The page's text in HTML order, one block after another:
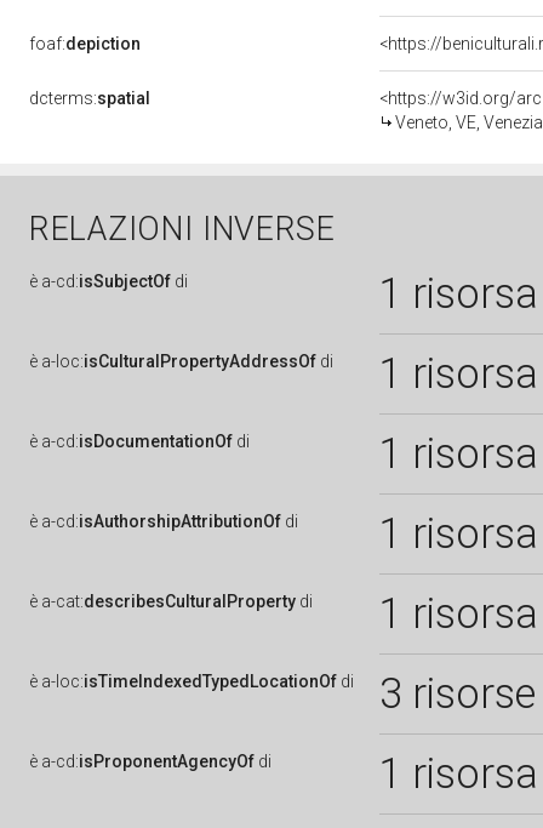
foaf:depiction
dcterms:spatial
<https://w3id.org/
Veneto, VE, Venezia
RELAZIONI INVERSE
è a-cd:isSubjectOf di 1 risorsa
è a-loc:isCulturalPropertyAddressOf di 1 risorsa
è a-cd:isDocumentationOf di 1 risorsa
è a-cd:isAuthorshipAttributionOf di 1 risorsa
è a-cat:describesCulturalProperty di 1 risorsa
è a-loc:isTimeIndexedTypedLocationOf di 3 risorse
è a-cd:isProponentAgencyOf di 1 risorsa